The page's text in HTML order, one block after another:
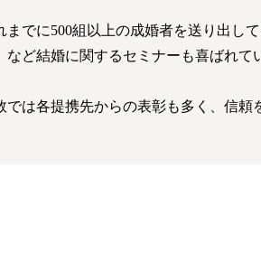
でに500組以上の成婚者を送り出して
ど結婚に関するセミナーも喜ばれて
は各提携先からの表彰も多く、信頼